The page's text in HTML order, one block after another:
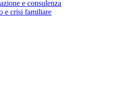
e consulenza
e crisi familiare